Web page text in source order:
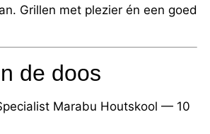
Grillen met plezier én een goed
de doos
Marabu Houtskool — 10